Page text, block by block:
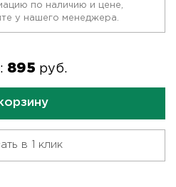
по наличию и цене,
у нашего менеджера.
895 руб.
в 1 клик